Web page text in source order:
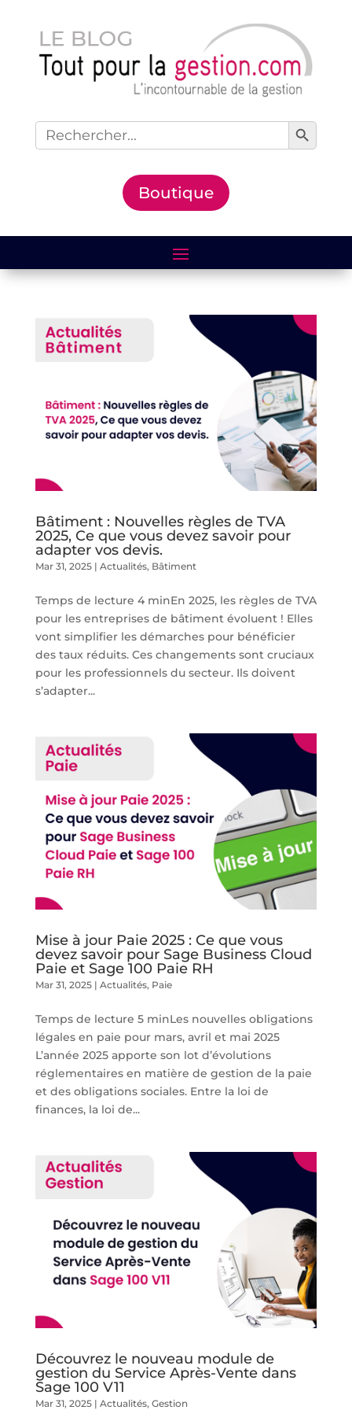
Search
for:
Search Button
Boutique
Bâtiment : Nouvelles règles de TVA
2025, Ce que vous devez savoir pour
adapter vos devis.
Mar 31, 2025| Actualités, Bâtiment
Temps de lecture 4 minEn 2025, les règles de TVA
pour les entreprises de bâtiment évoluent ! Elles
vont simplifier les démarches pour bénéficier
des taux réduits. Ces changements sont cruciaux
pour les professionnels du secteur. Ils doivent
s’adapter...
Mise à jour Paie 2025 : Ce que vous
devez savoir pour Sage Business Cloud
Paie et Sage 100 Paie RH
Mar 31, 2025| Actualités, Paie
Temps de lecture 5 minLes nouvelles obligations
légales en paie pour mars, avril et mai 2025
L’année 2025 apporte son lot d’évolutions
réglementaires en matière de gestion de la paie
et des obligations sociales. Entre la loi de
finances, la loi de...
Découvrez le nouveau module de
gestion du Service Après-Vente dans
Sage 100 V11
Mar 31, 2025| Actualités, Gestion